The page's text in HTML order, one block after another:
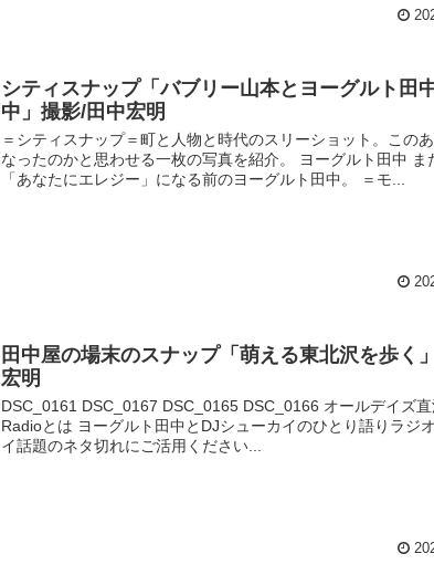
シティスナップ「バブリー山本とヨーグルト田
中」撮影/田中宏明
＝シティスナップ＝町と人物と時代のスリーショット。この
なったのかと思わせる一枚の写真を紹介。 ヨーグルト田中 ま
「あなたにエレジー」になる前のヨーグルト田中。 ＝モ...
田中屋の場末のスナップ「萌える東北沢を歩く
宏明
DSC_0161 DSC_0167 DSC_0165 DSC_0166 オールデイズ
Radioとは ヨーグルト田中とDJシューカイのひとり語りラジ
イ話題のネタ切れにご活用ください...